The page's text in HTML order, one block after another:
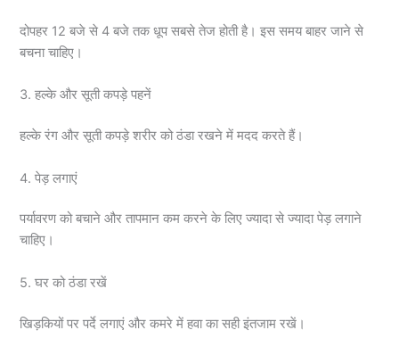
दोपहर 12 बजे से 4 बजे तक धूप सबसे तेज होती है। इस समय बाहर जाने से
बचना चाहिए।
3. हल्के और सूती कपड़े पहनें
हल्के रंग और सूती कपड़े शरीर को ठंडा रखने में मदद करते हैं।
4. पेड़ लगाएं
पर्यावरण को बचाने और तापमान कम करने के लिए ज्यादा से ज्यादा पेड़ लगाने
चाहिए।
5. घर को ठंडा रखें
खिड़कियों पर पर्दे लगाएं और कमरे में हवा का सही इंतजाम रखें।